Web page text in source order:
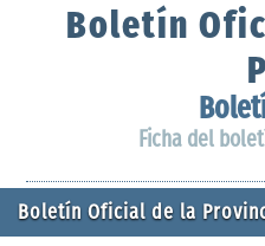
Boletín
Ficha del
Boletín Oficial de la